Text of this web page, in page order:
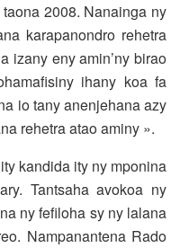
2008. Nanainga ny
karapanondro rehetra
izany eny amin’ny birao
ihany koa fa
io tany anenjehana azy
rehetra atao aminy ».
kandida ity ny mponina
Tantsaha avokoa ny
ny fefiloha sy ny lalana
Nampanantena Rado